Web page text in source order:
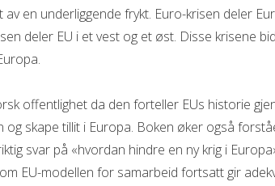
av en underliggende frykt. Euro-krisen deler
deler EU i et vest og et øst. Disse krisene
offentlighet da den forteller EUs historie
og skape tillit i Europa. Boken øker også
svar på «hvordan hindre en ny krig i
EU-modellen for samarbeid fortsatt gir